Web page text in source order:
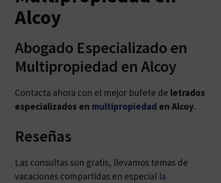
Alcoy
Abogado Especializado en
Multipropiedad en Alcoy
Contacta ahora con el mejor bufete de letrados
especializados en multipropiedad en Alcoy.
Reseñas
Las consultas son gratis, llevamos temas de
vacaciones compartidas en especial la